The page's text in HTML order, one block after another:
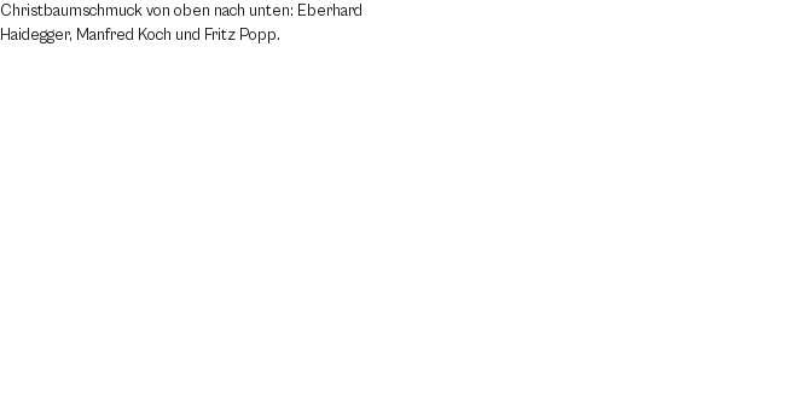
Christbaumschmuck von oben nach unten: Eberhard
Haidegger, Manfred Koch und Fritz Popp.